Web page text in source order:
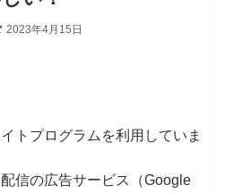
2023年4月15日
トプログラムを利用していま
信の広告サービス（Google